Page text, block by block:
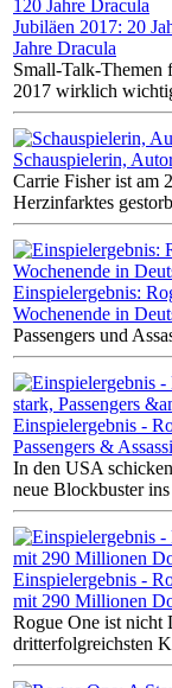
Jubiläen 2017: 20
Jahre Dracula
Small-Talk-Themen
2017 wirklich
Schauspielerin,
Carrie Fisher ist am
Herzinfarktes
Einspielergebnis:
Wochenende in
Passengers und
Einspielergebnis -
Passengers &
In den USA
neue Blockbuster
Einspielergebnis -
mit 290 Millionen
Rogue One ist nicht
dritterfolgreichsten